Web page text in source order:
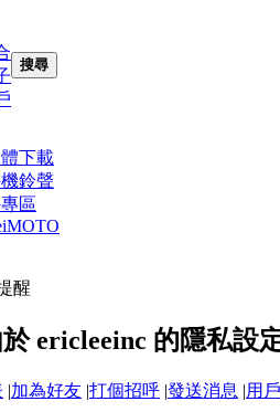
搜尋
下載
鈴聲
區
MOTO
醒
ericleeinc 的隱私設
|加為好友 |打個招呼 |發送消息 |用